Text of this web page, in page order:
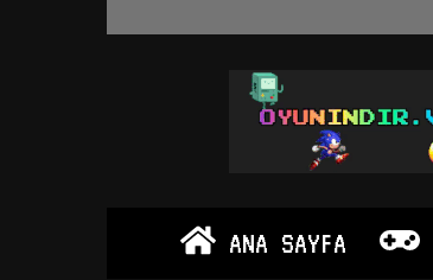
Oyun
İndir
PC
ANA SAYFA